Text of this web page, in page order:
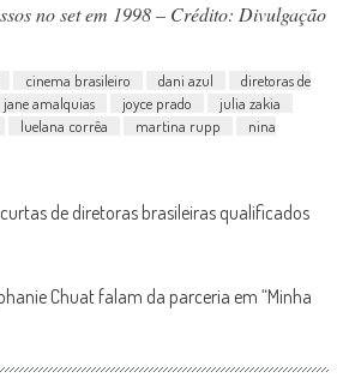
no set em 1998 – Crédito: Divulgação
cinema brasileiro dani azul
diretoras de
jane amalquias joyce prado
julia zakia
luelana corrêa martina rupp
nina
curtas de diretoras brasileiras qualificados
Chuat falam da parceria em “Minha